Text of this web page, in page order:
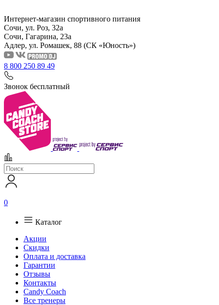
Интернет-магазин спортивного питания
Сочи, ул. Роз, 32а
Сочи, Гагарина, 23а
Адлер, ул. Ромашек, 88 (СК «Юность»)
8 800 250 89 49
Звонок бесплатный
0
Каталог
Акции
Скидки
Оплата и доставка
Гарантии
Отзывы
Контакты
Candy Coach
Все тренеры